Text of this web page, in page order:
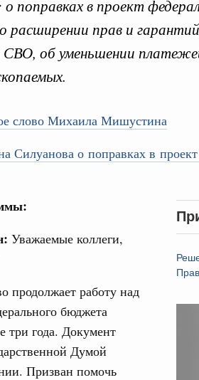
о поправках в проект
расширении прав и
СВО, об уменьшении
слово Михаила Мишустина
Силуанова о поправках в
Уважаемые коллеги,
продолжает работу над
бюджета
три года. Документ
Думой
Призван помочь
научных исследований и разработок
премий, лауреаты которых
итогам XI конференции «Цифровая
спорт
поздравили россиян с Днём
организации. Добровольчество и
медиков с 10-летием